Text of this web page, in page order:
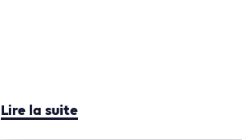
Lire la suite